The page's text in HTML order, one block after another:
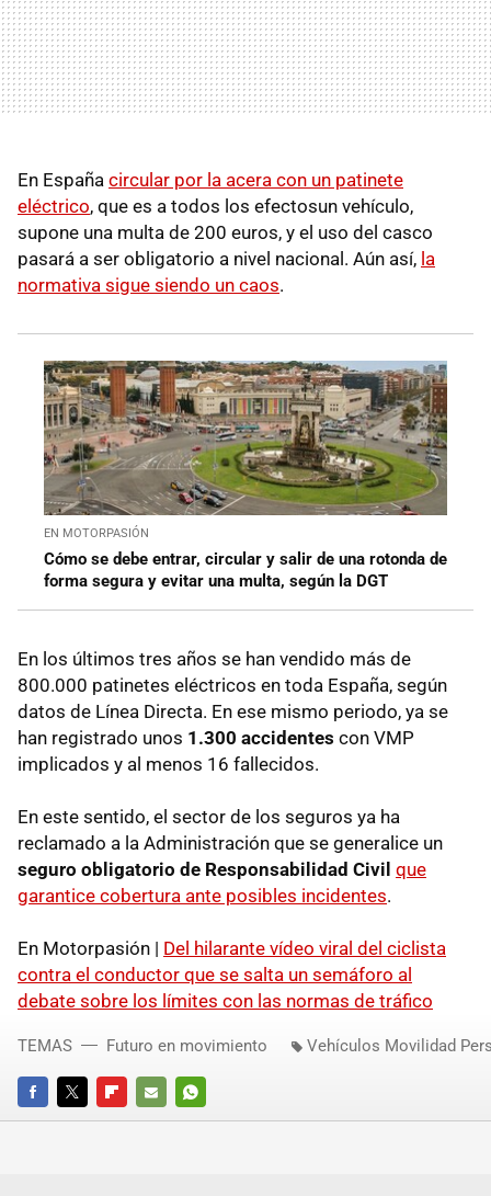
En España circular por la acera con un patinete
eléctrico, que es a todos los efectosun vehículo,
supone una multa de 200 euros, y el uso del casco
pasará a ser obligatorio a nivel nacional. Aún así, la
normativa sigue siendo un caos.
EN MOTORPASIÓN
Cómo se debe entrar, circular y salir de una rotonda de
forma segura y evitar una multa, según la DGT
En los últimos tres años se han vendido más de
800.000 patinetes eléctricos en toda España, según
datos de Línea Directa. En ese mismo periodo, ya se
han registrado unos 1.300 accidentes con VMP
implicados y al menos 16 fallecidos.
En este sentido, el sector de los seguros ya ha
reclamado a la Administración que se generalice un
seguro obligatorio de Responsabilidad Civil que
garantice cobertura ante posibles incidentes.
En Motorpasión | Del hilarante vídeo viral del ciclista
contra el conductor que se salta un semáforo al
debate sobre los límites con las normas de tráfico
FACEBOOKTWITTERFLIPBOARD
E-
WHATSAPP
TEMAS Futuro en movimiento Vehículos Movilidad